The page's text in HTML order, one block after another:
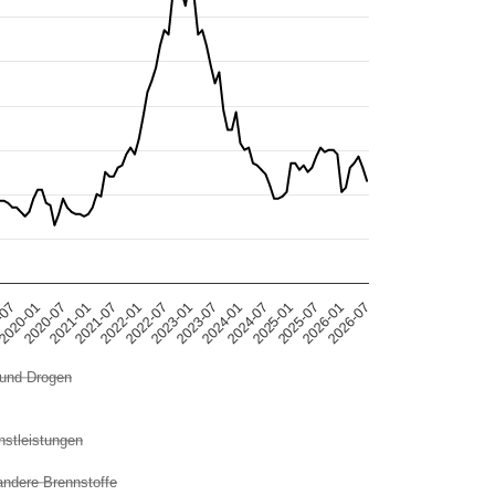
Drogen
Brennstoffe
01
2020-072021-012021-072022-012022-072023-012023-072024-012024-072025-012025-072026-012026-07